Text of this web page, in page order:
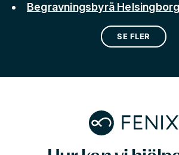
Begravningsbyrå Helsingborg
SE FLER